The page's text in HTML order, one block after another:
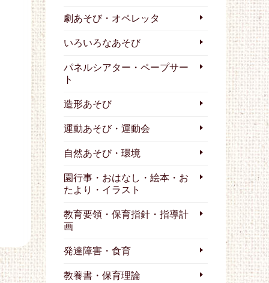
劇あそび・オペレッタ
いろいろなあそび
パネルシアター・ペープサー
ト
造形あそび
運動あそび・運動会
自然あそび・環境
園行事・おはなし・絵本・お
たより・イラスト
教育要領・保育指針・指導計
画
発達障害・食育
教養書・保育理論